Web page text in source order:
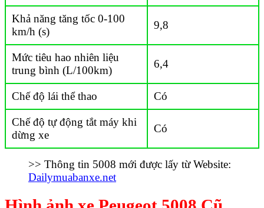
Khả năng tăng tốc 0-100
km/h (s)
9,8
Mức tiêu hao nhiên liệu
trung bình (L/100km)
6,4
Chế độ lái thể thao Có
Chế độ tự động tắt máy khi
dừng xe
Có
>> Thông tin 5008 mới được lấy từ Website:
Dailymuabanxe.net